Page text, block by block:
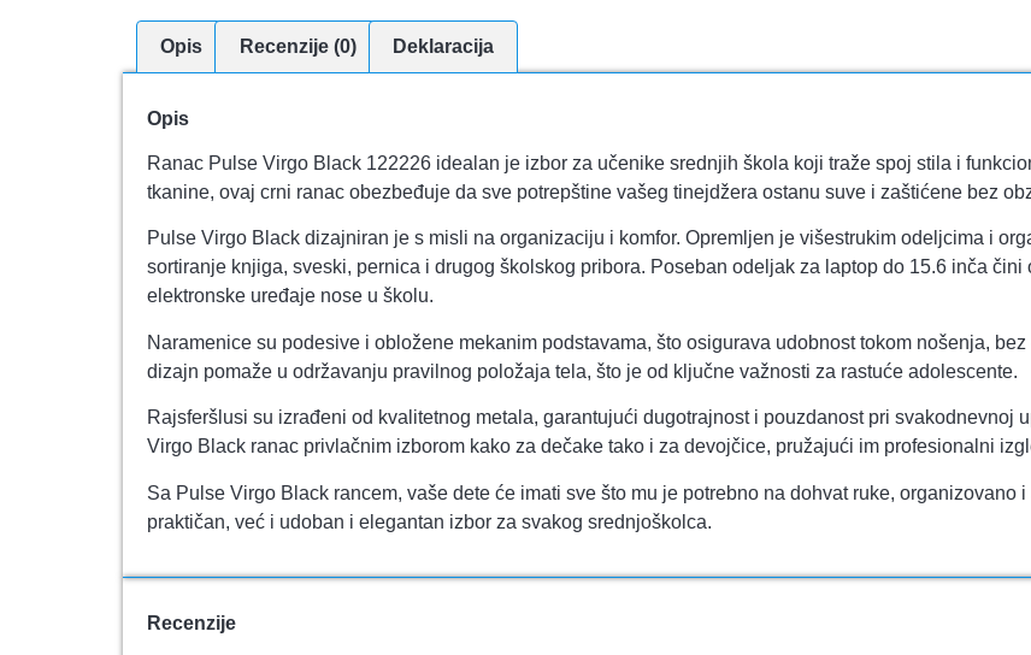
Opis Recenzije (0) Deklaracija
Opis
Ranac Pulse Virgo Black 122226 idealan je izbor za učenike srednjih škola koji traže spoj stila i
tkanine, ovaj crni ranac obezbeđuje da sve potrepštine vašeg tinejdžera ostanu suve i zaštićene bez
Pulse Virgo Black dizajniran je s misli na organizaciju i komfor. Opremljen je višestrukim odeljcima i
sortiranje knjiga, sveski, pernica i drugog školskog pribora. Poseban odeljak za laptop do 15.6 inča
elektronske uređaje nose u školu.
Naramenice su podesive i obložene mekanim podstavama, što osigurava udobnost tokom nošenja,
dizajn pomaže u održavanju pravilnog položaja tela, što je od ključne važnosti za rastuće adolescente.
Rajsferšlusi su izrađeni od kvalitetnog metala, garantujući dugotrajnost i pouzdanost pri svakodnevnoj
Virgo Black ranac privlačnim izborom kako za dečake tako i za devojčice, pružajući im profesionalni
Sa Pulse Virgo Black rancem, vaše dete će imati sve što mu je potrebno na dohvat ruke, organizovano
praktičan, već i udoban i elegantan izbor za svakog srednjoškolca.
Recenzije